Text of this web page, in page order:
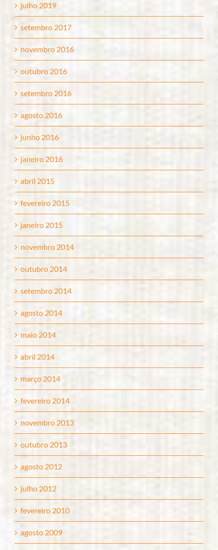
julho 2019
setembro 2017
novembro 2016
outubro 2016
setembro 2016
agosto 2016
junho 2016
janeiro 2016
abril 2015
fevereiro 2015
janeiro 2015
novembro 2014
outubro 2014
setembro 2014
agosto 2014
maio 2014
abril 2014
março 2014
fevereiro 2014
novembro 2013
outubro 2013
agosto 2012
julho 2012
fevereiro 2010
agosto 2009